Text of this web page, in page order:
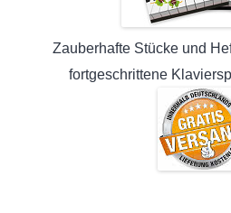
Zauberhafte Stücke und
fortgeschrittene